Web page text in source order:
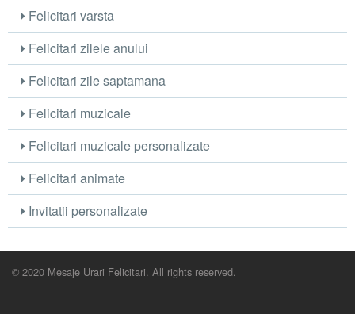
Felicitari varsta
Felicitari zilele anului
Felicitari zile saptamana
Felicitari muzicale
Felicitari muzicale personalizate
Felicitari animate
Invitatii personalizate
© 2020 Mesaje Urari Felicitari. All rights reserved.